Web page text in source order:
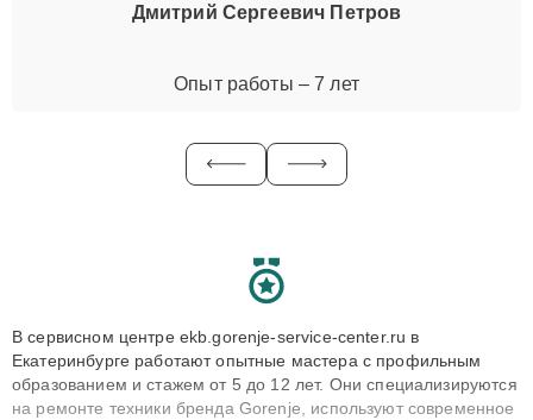
Дмитрий Сергеевич Петров
Опыт работы – 7 лет
В сервисном центре ekb.gorenje-service-center.ru в
Екатеринбурге работают опытные мастера с профильным
образованием и стажем от 5 до 12 лет. Они специализируются
на ремонте техники бренда Gorenje, используют современное